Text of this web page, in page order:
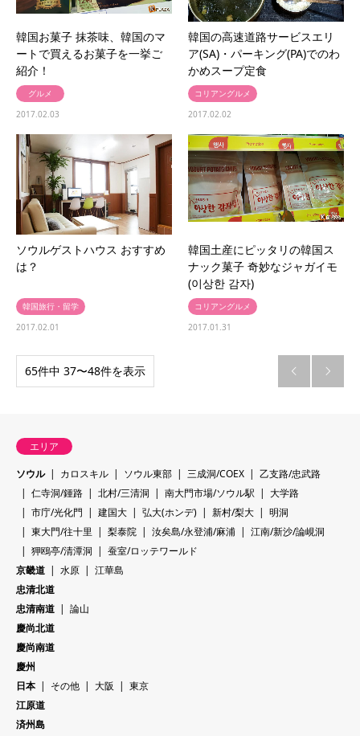
韓国お菓子 抹茶味、韓国のマ
ートで買えるお菓子を一挙ご
紹介！
グルメ
2017.02.03
韓国の高速道路サービスエリ
ア(SA)・パーキング(PA)でのわ
かめスープ定食
コリアングルメ
2017.02.02
ソウルゲストハウス おすすめ
は？
韓国旅行・留学
2017.02.01
韓国土産にピッタリの韓国ス
ナック菓子 奇妙なジャガイモ
(이상한 감자)
コリアングルメ
2017.01.31
65件中 37〜48件を表示  
エリア
ソウル
カロスキル ソウル東部 三成洞/COEX
乙支路/忠武路
仁寺洞/鍾路
北村/三清洞 南大門市場/ソウル駅
大学路
市庁/光化門
建国大 弘大(ホンデ) 新村/梨大
明洞
東大門/往十里
梨泰院 汝矣島/永登浦/麻浦
江南/新沙/論峴洞
狎鴎亭/清潭洞
蚕室/ロッテワールド
京畿道
水原
江華島
忠清北道
忠清南道
論山
慶尚北道
慶尚南道
慶州
日本
その他 大阪
東京
江原道
済州島